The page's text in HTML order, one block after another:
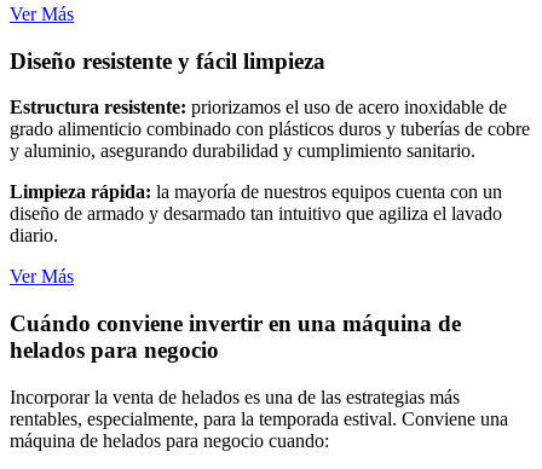
Ver Más
Diseño resistente y fácil limpieza
Estructura resistente: priorizamos el uso de acero inoxidable de
grado alimenticio combinado con plásticos duros y tuberías de cobre
y aluminio, asegurando durabilidad y cumplimiento sanitario.
Limpieza rápida: la mayoría de nuestros equipos cuenta con un
diseño de armado y desarmado tan intuitivo que agiliza el lavado
diario.
Ver Más
Cuándo conviene invertir en una máquina de
helados para negocio
Incorporar la venta de helados es una de las estrategias más
rentables, especialmente, para la temporada estival. Conviene una
máquina de helados para negocio cuando: